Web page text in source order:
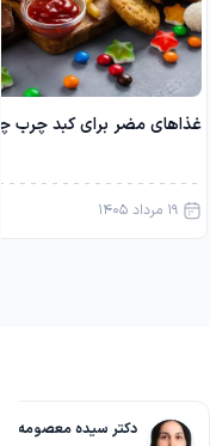
غذاهای مضر برای کبد چرب
19 مرداد 1405
دکتر سیده معصومه